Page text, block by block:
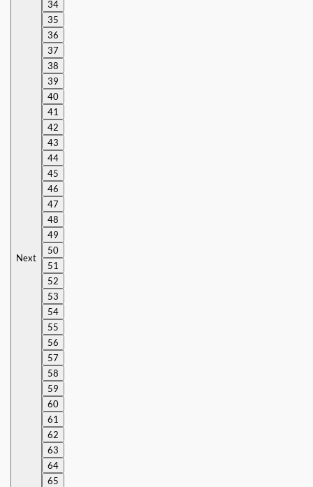
Next
34
35
36
37
38
39
40
41
42
43
44
45
46
47
48
49
50
51
52
53
54
55
56
57
58
59
60
61
62
63
64
65